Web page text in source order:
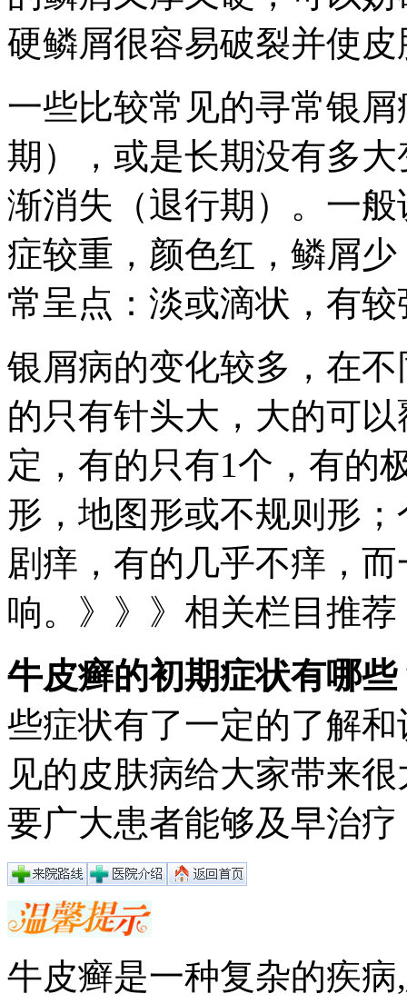
硬鳞屑很容易破裂并使
一些比较常见的寻常银
期），或是长期没有多
渐消失（退行期）。一
症较重，颜色红，鳞屑
常呈点：淡或滴状，有
银屑病的变化较多，在
的只有针头大，大的可
定，有的只有1个，有的
形，地图形或不规则形
剧痒，有的几乎不痒，
响。》》》相关栏目推荐
牛皮癣的初期症状有哪些
些症状有了一定的了解
见的皮肤病给大家带来
要广大患者能够及早治
牛皮癣是一种复杂的疾